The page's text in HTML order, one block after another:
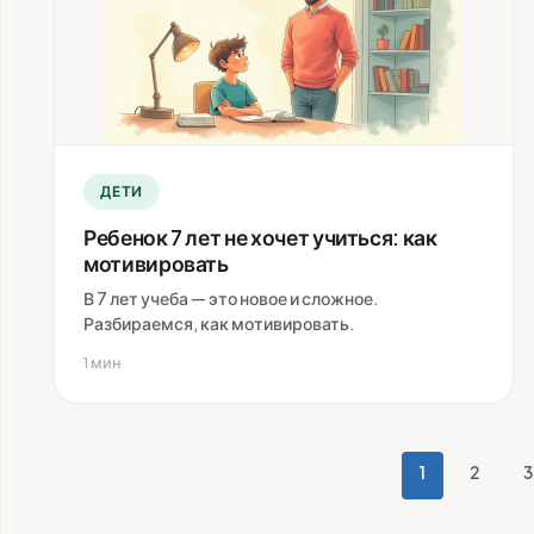
ДЕТИ
Ребенок 7 лет не хочет учиться: как
мотивировать
В 7 лет учеба — это новое и сложное.
Разбираемся, как мотивировать.
1 мин
1 2 3